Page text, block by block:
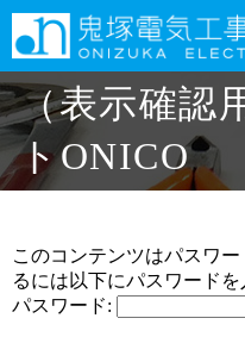
（表示確認
トONICO
このコンテンツはパスワ
るには以下にパスワードを
パスワード: